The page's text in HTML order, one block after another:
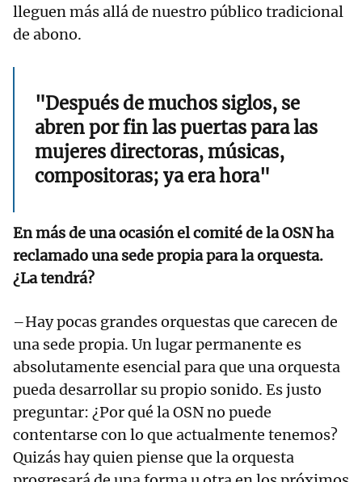
lleguen más allá de nuestro público tradicional
de abono.
"Después de muchos siglos, se
abren por fin las puertas para las
mujeres directoras, músicas,
compositoras; ya era hora"
En más de una ocasión el comité de la OSN ha
reclamado una sede propia para la orquesta.
¿La tendrá?
–Hay pocas grandes orquestas que carecen de
una sede propia. Un lugar permanente es
absolutamente esencial para que una orquesta
pueda desarrollar su propio sonido. Es justo
preguntar: ¿Por qué la OSN no puede
contentarse con lo que actualmente tenemos?
Quizás hay quien piense que la orquesta